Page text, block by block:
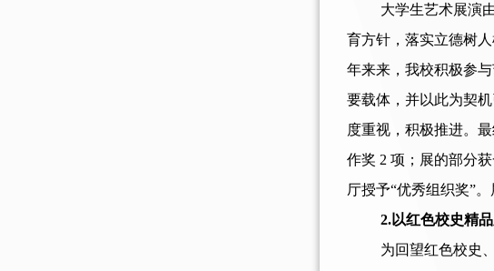
大学生艺术展演
育方针，落实立德树
年来来，我校积极参
要载体，并以此为契
度重视，积极推进。
作奖 2 项；展的部分
厅授予“优秀组织奖”。
2.以红色校史精
为回望红色校史